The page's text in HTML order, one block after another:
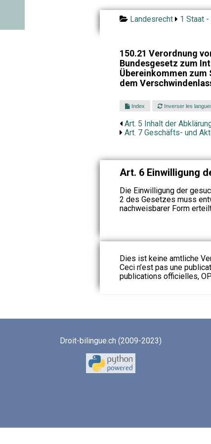
Landesrecht 1 Staat
150.21 Verordnung
Bundesgesetz zum
Übereinkommen zum
dem
Index Inverser les
Art. 5 Inhalt der
Art. 7 Geschäfts- und
Art. 6 Einwilligung
Die Einwilligung der
2 des Gesetzes muss
nachweisbarer Form
Dies ist keine amtliche
Ceci n’est pas une
publications officielles,
Droit-bilingue.ch (2009-2023)